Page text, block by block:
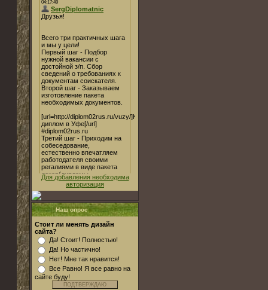
Для добавления необходима
авторизация
Наш опрос
Стоит ли менять дизайн
сайта?
Да! Стоит! Полностью!
Да! Но частично!
Нет! Мне так нравится!
Все Равно! Я все равно на
сайте буду!